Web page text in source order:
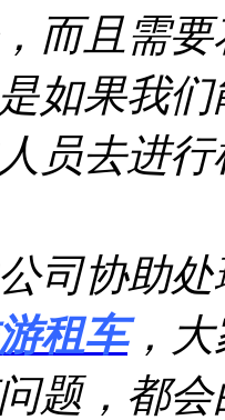
而且需
如果我
员去进
司协助处
租车，大
题，都